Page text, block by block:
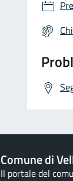
Comune di
Il portale del